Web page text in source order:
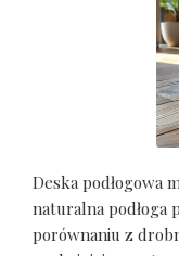
Deska podłogowa
naturalna podłoga
porównaniu z